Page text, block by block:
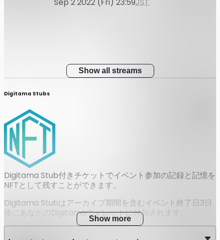
Show all streams
Digitama Stubs
Digitama Stub付きチケットでイベント参加の記録と記憶を
NFTとして残すことができます。
Digitama Stubはアーカイブ期間を含むイベント終了日3日
後にあなたのDigitamaウォレットに付与されます。
Digitama Stubsとは？
Show more